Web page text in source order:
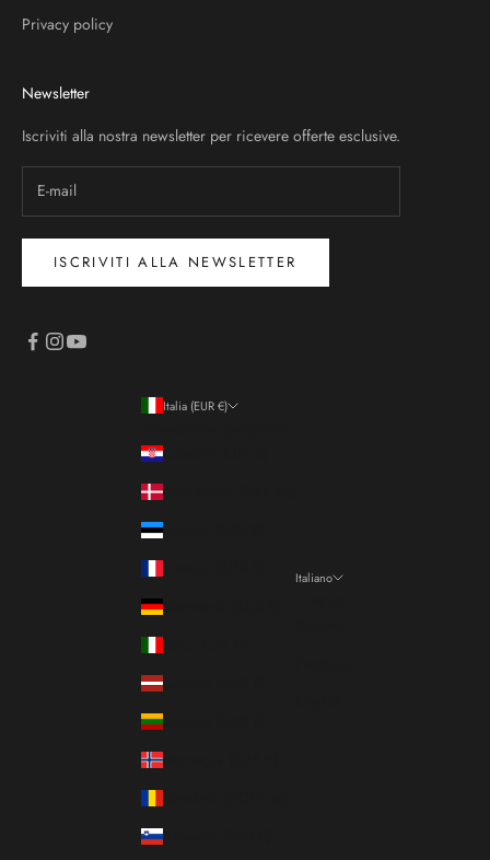
Privacy policy
Newsletter
Iscriviti alla nostra newsletter per ricevere offerte esclusive.
ISCRIVITI ALLA NEWSLETTER
Italia (EUR €)
Croazia (EUR €)
Danimarca (DKK kr.)
Estonia (EUR €)
Francia (EUR €)
Germania (EUR €)
Italia (EUR €)
Lettonia (EUR €)
Lituania (EUR €)
Norvegia (EUR €)
Romania (RON Lei)
Slovenia (EUR €)
Italiano